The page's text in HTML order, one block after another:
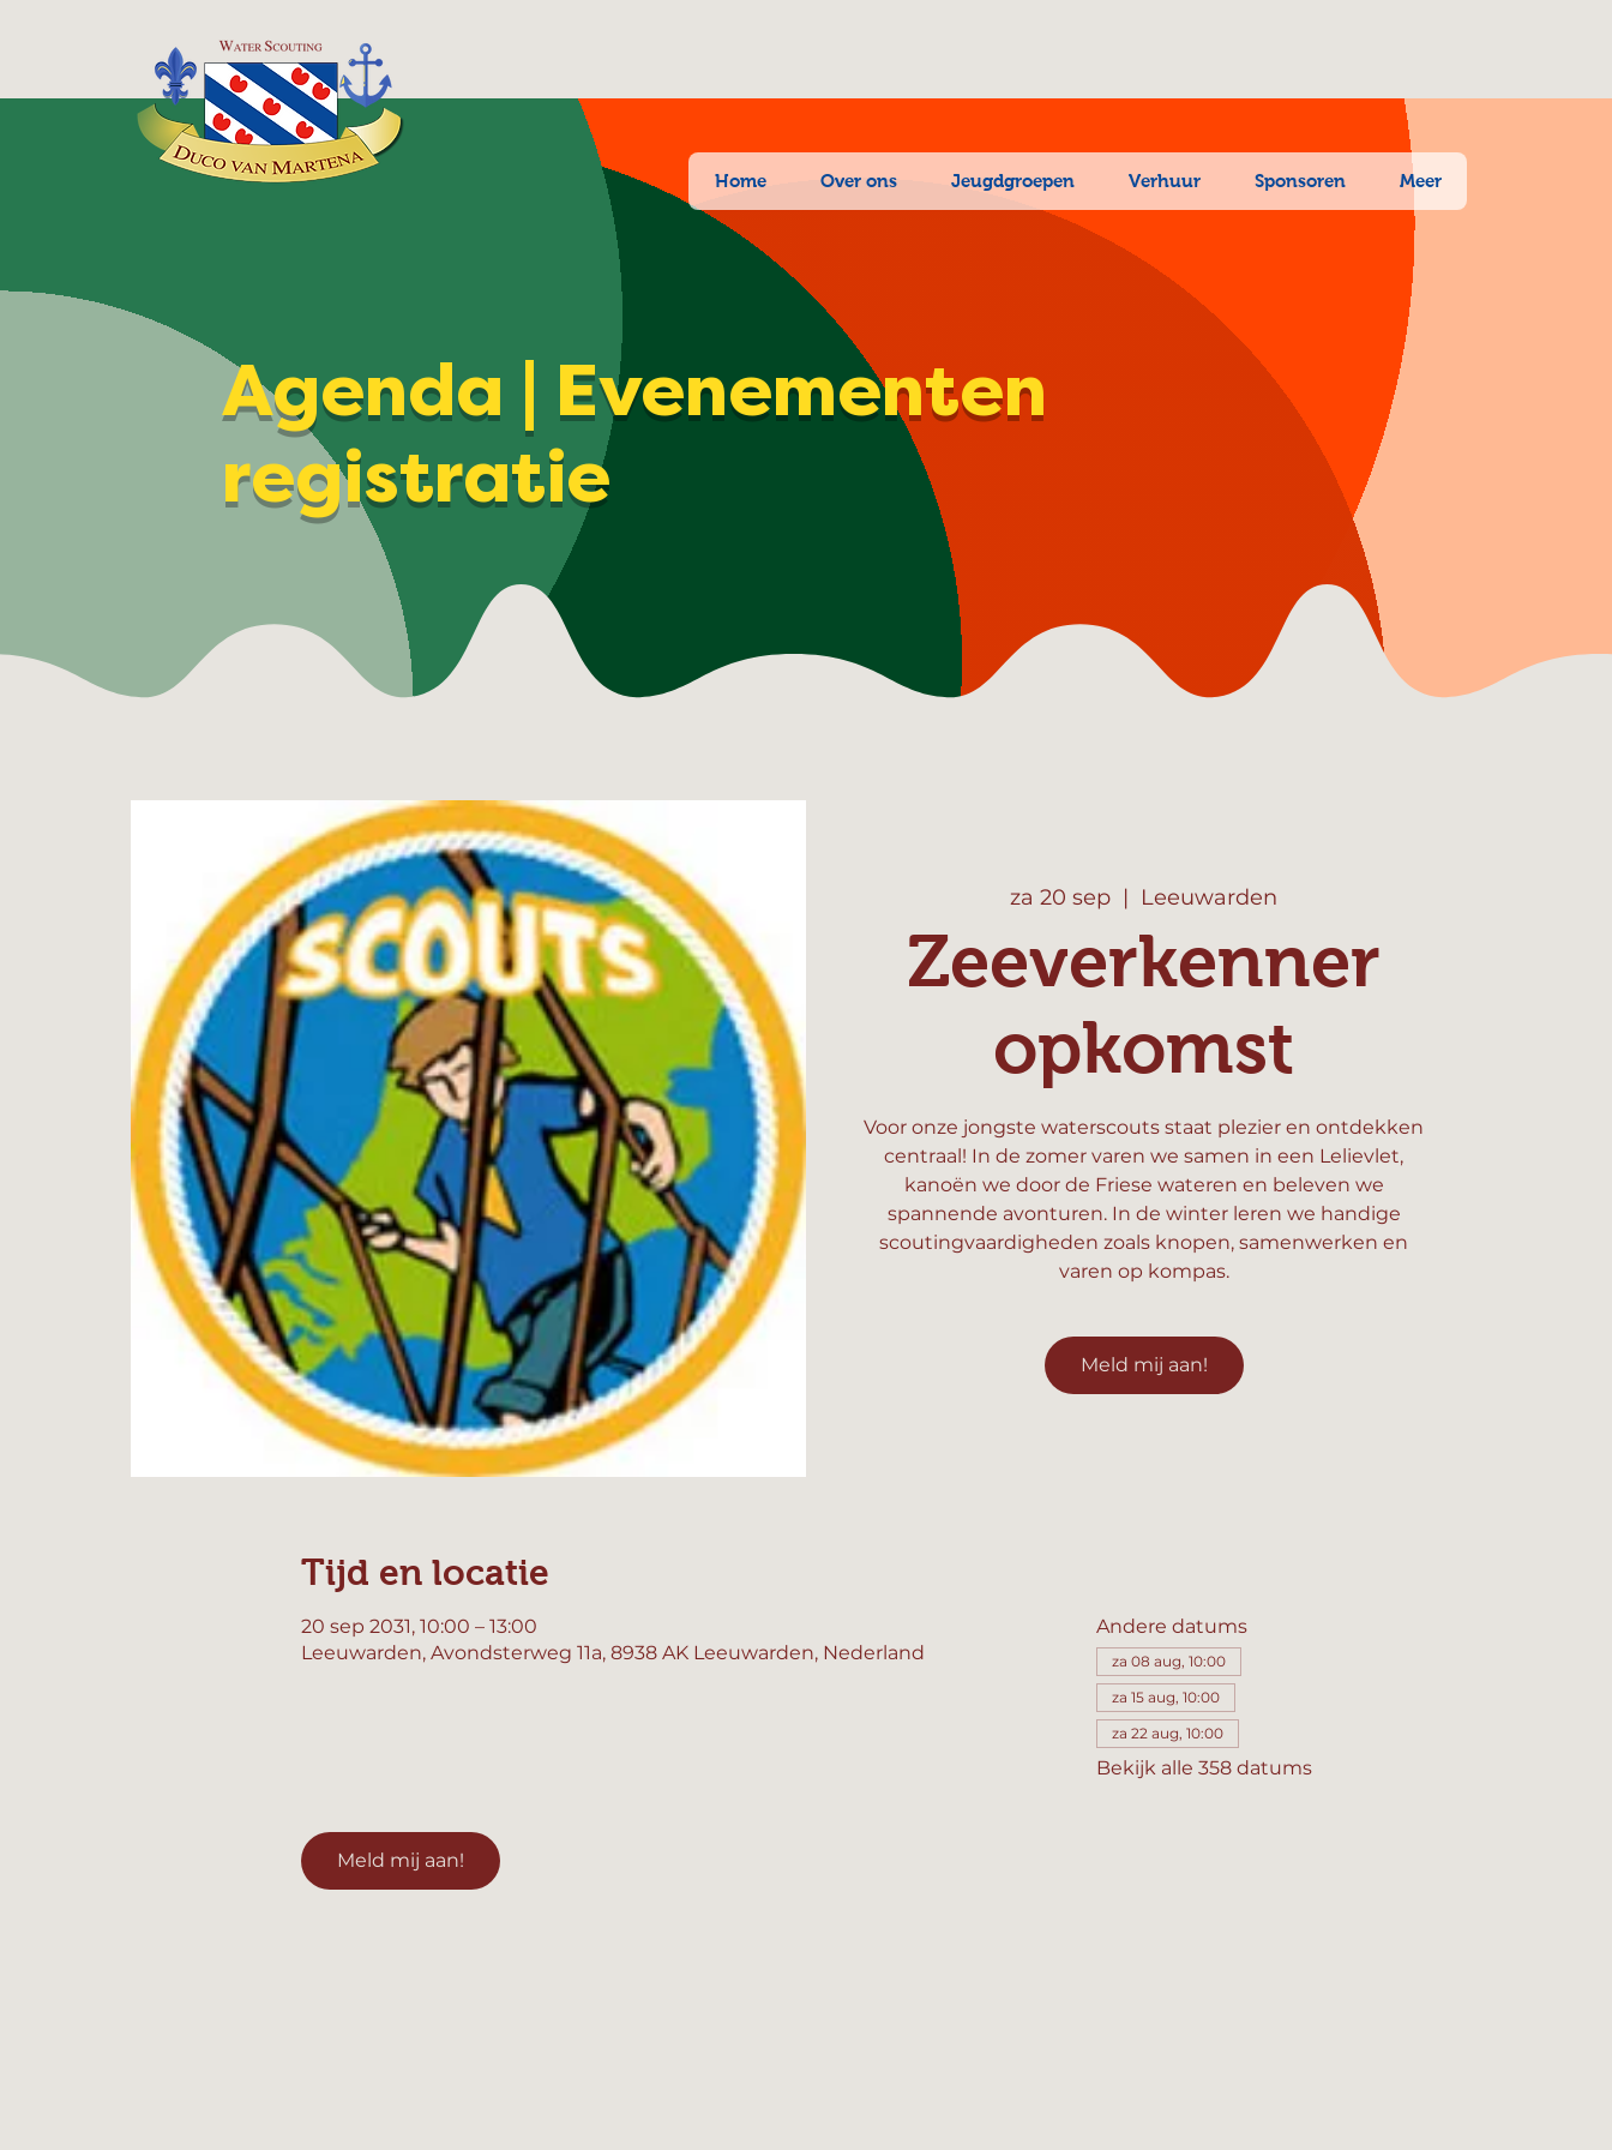
Home Over ons Jeugdgroepen Verhuur Sponsoren Meer
Agenda | Evenementen
registratie
za 20 sep
  |
Leeuwarden
Zeeverkenner
opkomst
Voor onze jongste waterscouts staat plezier en ontdekken
centraal! In de zomer varen we samen in een Lelievlet,
kanoën we door de Friese wateren en beleven we
spannende avonturen. In de winter leren we handige
scoutingvaardigheden zoals knopen, samenwerken en
varen op kompas.
Meld mij aan!
Tijd en locatie
20 sep 2031, 10:00 – 13:00
Leeuwarden, Avondsterweg 11a, 8938 AK Leeuwarden, Nederland
Andere datums
za 08 aug, 10:00
za 15 aug, 10:00
za 22 aug, 10:00
Bekijk alle 358 datums
Meld mij aan!